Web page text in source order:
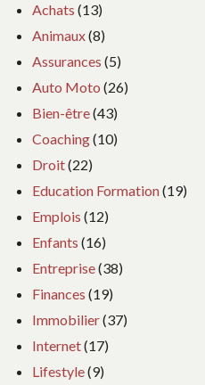
Achats (13)
Animaux(8)
Assurances (5)
Auto Moto (26)
Bien-être(43)
Coaching(10)
Droit(22)
Education Formation(19)
Emplois (12)
Enfants (16)
Entreprise(38)
Finances (19)
Immobilier(37)
Internet(17)
Lifestyle(9)